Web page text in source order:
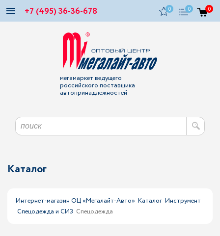
+7 (495) 36-36-678 0 0 0
мегамаркет ведущего
российского поставщика
автопринадлежностей
Каталог
Интернет-магазин ОЦ «Мегалайт-Авто» Каталог Инструмент
Спецодежда и СИЗ Спецодежда